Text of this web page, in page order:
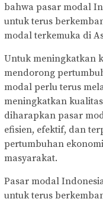
bahwa pasar modal
untuk terus
modal terkemuka di
Untuk meningkatkan
mendorong
modal perlu terus
meningkatkan
diharapkan pasar
efisien, efektif, dan
pertumbuhan
masyarakat.
Pasar modal
untuk terus